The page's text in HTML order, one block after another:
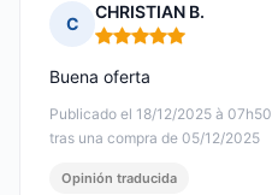
C
CHRISTIAN B.
Nota: 5 de 5
Publicado el 18/12/2025 à 07h50
tras una compra de 05/12/2025
Buena oferta
Opinión traducida